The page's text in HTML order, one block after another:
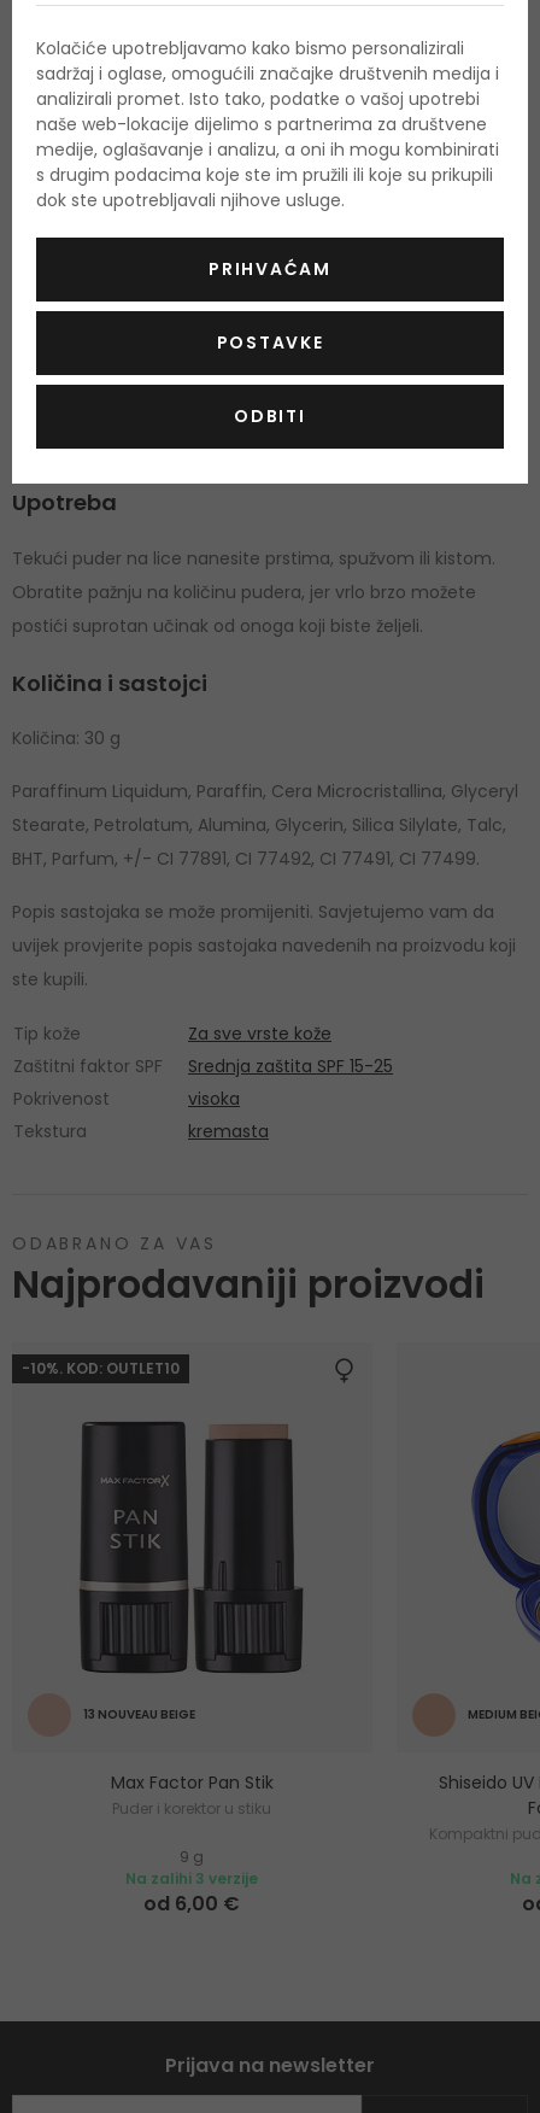
mrlje
licu pruža baršunasto mat izgled
vodootporan,
hipoalergen,
klinički ispitan,
bez parabena,
zaštitni faktor SPF 30.
Pogodan je za sve tipove kože, čak i za najosjetljivije, te je
izvrsna zaštita od štetnih utjecaja okoliša. Zbog svojih izvrsnih
svojstava i trajnosti, danas ga koristi profesionalni make-up
umjetnici za fotografsku ili filmsku fotografiju, modeliranje,
svečane prilike itd.
Upotreba
Tekući puder na lice nanesite prstima, spužvom ili kistom.
Obratite pažnju na količinu pudera, jer vrlo brzo možete
postići suprotan učinak od onoga koji biste željeli.
Količina i sastojci
Količina: 30 g
Paraffinum Liquidum, Paraffin, Cera Microcristallina, Glyceryl
Stearate, Petrolatum, Alumina, Glycerin, Silica Silylate, Talc,
BHT, Parfum, +/- CI 77891, CI 77492, CI 77491, CI 77499.
Popis sastojaka se može promijeniti. Savjetujemo vam da
uvijek provjerite popis sastojaka navedenih na proizvodu koji
ste kupili.
Tip kože
Za sve vrste kože
Zaštitni faktor SPF
Srednja zaštita SPF 15-25
Pokrivenost
visoka
Tekstura
kremasta
ODABRANO ZA VAS
Najprodavaniji proizvodi
-10%. KOD: OUTLET10
13 NOUVEAU BEIGE
Max Factor Pan Stik
Puder i korektor u stiku
9 g
Na zalihi 3 verzije
od 6,00 €
MEDIUM
Shiseido
Kompaktni
Na
Prijava na newsletter
Kolačiće upotrebljavamo kako bismo personalizirali
sadržaj i oglase, omogućili značajke društvenih medija i
analizirali promet. Isto tako, podatke o vašoj upotrebi
naše web-lokacije dijelimo s partnerima za društvene
medije, oglašavanje i analizu, a oni ih mogu kombinirati
s drugim podacima koje ste im pružili ili koje su prikupili
dok ste upotrebljavali njihove usluge.
PRIHVAĆAM
POSTAVKE
ODBITI